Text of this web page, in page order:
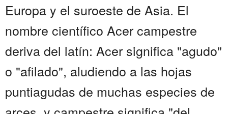
Europa y el suroeste de Asia. El
nombre científico Acer campestre
deriva del latín: Acer significa "agudo"
o "afilado", aludiendo a las hojas
puntiagudas de muchas especies de